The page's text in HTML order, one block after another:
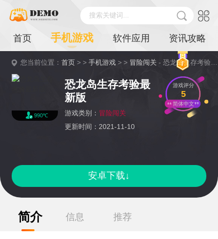
搜索关键词...
首页 手机游戏 软件应用 资讯攻略
您当前位置：首页 > >手机游戏 > > 冒险闯关 - 恐龙岛生存考验最新版详情
990℃
恐龙岛生存考验最
新版
游戏类别： 冒险闯关
更新时间：2021-11-10
游戏评分
5
简体中文
安卓下载↓
简介 信息 推荐